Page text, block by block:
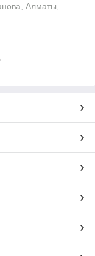
Алматы,